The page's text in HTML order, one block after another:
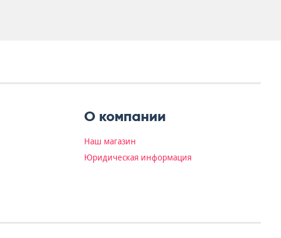
О компании
Наш магазин
Юридическая информация